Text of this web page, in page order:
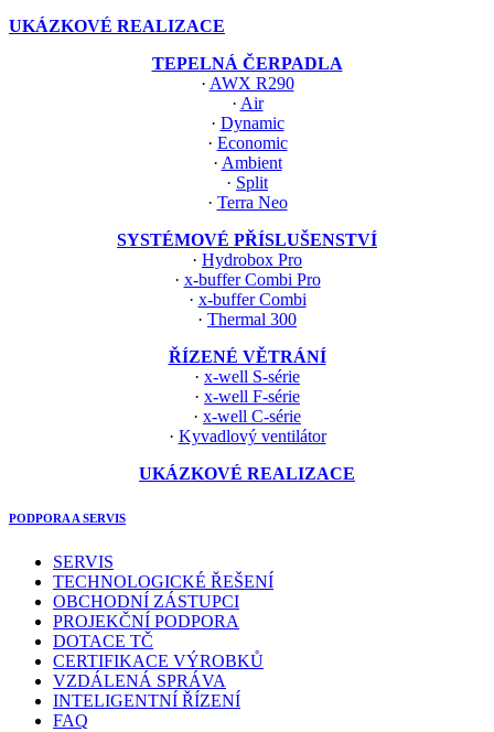
UKÁZKOVÉ REALIZACE
TEPELNÁ ČERPADLA
· AWX R290
· Air
· Dynamic
· Economic
· Ambient
· Split
· Terra Neo
SYSTÉMOVÉ PŘÍSLUŠENSTVÍ
· Hydrobox Pro
· x-buffer Combi Pro
· x-buffer Combi
· Thermal 300
ŘÍZENÉ VĚTRÁNÍ
· x-well S-série
· x-well F-série
· x-well C-série
· Kyvadlový ventilátor
UKÁZKOVÉ REALIZACE
PODPORA A SERVIS
SERVIS
TECHNOLOGICKÉ ŘEŠENÍ
OBCHODNÍ ZÁSTUPCI
PROJEKČNÍ PODPORA
DOTACE TČ
CERTIFIKACE VÝROBKŮ
VZDÁLENÁ SPRÁVA
INTELIGENTNÍ ŘÍZENÍ
FAQ